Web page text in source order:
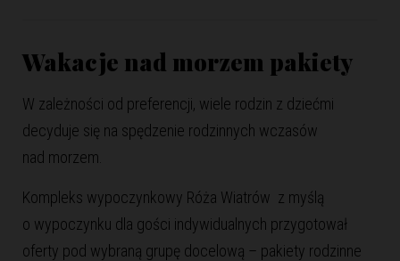
Wakacje nad morzem pakiety
W zależności od preferencji, wiele rodzin z dziećmi
decyduje się na spędzenie rodzinnych wczasów
nad morzem.
Kompleks wypoczynkowy Róża Wiatrów z myślą
o wypoczynku dla gości indywidualnych przygotował
oferty pod wybraną grupę docelową – pakiety rodzinne